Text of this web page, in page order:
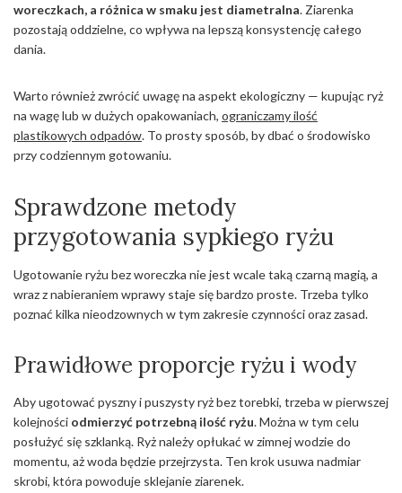
woreczkach, a różnica w smaku jest diametralna. Ziarenka
pozostają oddzielne, co wpływa na lepszą konsystencję całego
dania.
Warto również zwrócić uwagę na aspekt ekologiczny — kupując ryż
na wagę lub w dużych opakowaniach, ograniczamy ilość
plastikowych odpadów. To prosty sposób, by dbać o środowisko
przy codziennym gotowaniu.
Sprawdzone metody
przygotowania sypkiego ryżu
Ugotowanie ryżu bez woreczka nie jest wcale taką czarną magią, a
wraz z nabieraniem wprawy staje się bardzo proste. Trzeba tylko
poznać kilka nieodzownych w tym zakresie czynności oraz zasad.
Prawidłowe proporcje ryżu i wody
Aby ugotować pyszny i puszysty ryż bez torebki, trzeba w pierwszej
kolejności odmierzyć potrzebną ilość ryżu. Można w tym celu
posłużyć się szklanką. Ryż należy opłukać w zimnej wodzie do
momentu, aż woda będzie przejrzysta. Ten krok usuwa nadmiar
skrobi, która powoduje sklejanie ziarenek.